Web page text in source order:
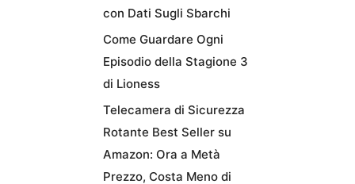
con Dati Sugli Sbarchi
Come Guardare Ogni
Episodio della Stagione 3
di Lioness
Telecamera di Sicurezza
Rotante Best Seller su
Amazon: Ora a Metà
Prezzo, Costa Meno di